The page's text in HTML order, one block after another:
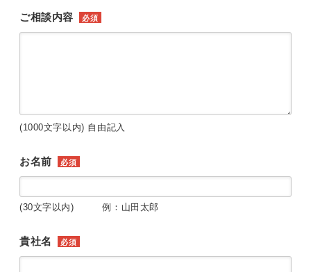
ご相談内容 必須
(1000文字以内) 自由記入
お名前 必須
(30文字以内) 例：山田太郎
貴社名 必須